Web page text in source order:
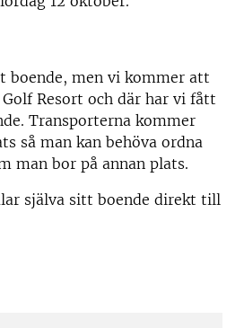
boende, men vi kommer att
Resort och där har vi fått
Transporterna kommer
så man kan behöva ordna
man bor på annan plats.
själva sitt boende direkt till